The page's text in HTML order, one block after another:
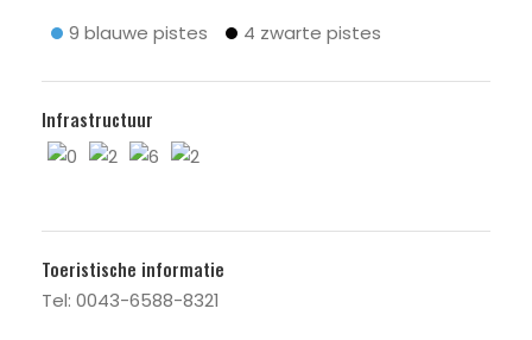
9 blauwe pistes 4 zwarte pistes
Infrastructuur
0 2 6 2
Toeristische informatie
Tel: 0043-6588-8321